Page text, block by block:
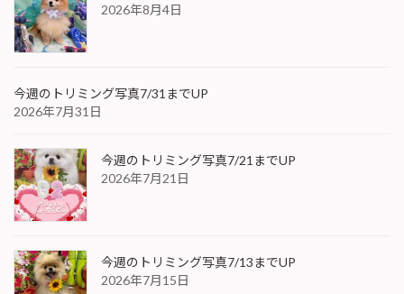
2026年8月4日
今週のトリミング写真7/31までUP
2026年7月31日
今週のトリミング写真7/21までUP
2026年7月21日
今週のトリミング写真7/13までUP
2026年7月15日